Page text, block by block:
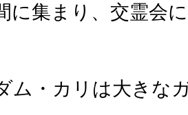
に集まり、交霊会
ム・カリは大きな